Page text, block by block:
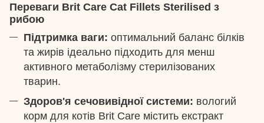
Переваги Brit Care Cat Fillets Sterilised з
рибою
Підтримка ваги: оптимальний баланс білків
та жирів ідеально підходить для менш
активного метаболізму стерилізованих
тварин.
Здоров'я сечовивідної системи: вологий
корм для котів Brit Care містить екстракт